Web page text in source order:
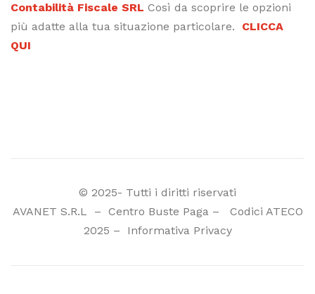
Contabilità Fiscale SRL Così da scoprire le opzioni
più adatte alla tua situazione particolare. CLICCA
QUI
© 2025- Tutti i diritti riservati
AVANET S.R.L
– Centro Buste Paga– Codici ATECO
2025 – Informativa Privacy